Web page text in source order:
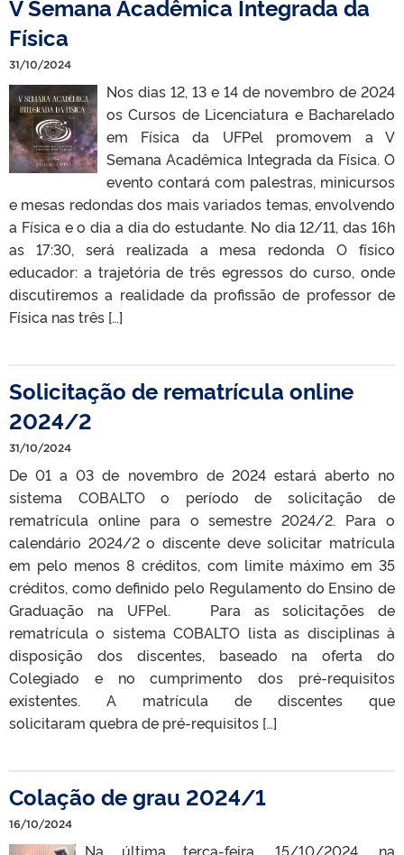
V Semana Acadêmica Integrada da
Física
31/10/2024
Nos dias 12, 13 e 14 de novembro de 2024
os Cursos de Licenciatura e Bacharelado
em Física da UFPel promovem a V
Semana Acadêmica Integrada da Física. O
evento contará com palestras, minicursos
e mesas redondas dos mais variados temas, envolvendo
a Física e o dia a dia do estudante. No dia 12/11, das 16h
as 17:30, será realizada a mesa redonda O físico
educador: a trajetória de três egressos do curso, onde
discutiremos a realidade da profissão de professor de
Física nas três […]
Solicitação de rematrícula online
2024/2
31/10/2024
De 01 a 03 de novembro de 2024 estará aberto no
sistema COBALTO o período de solicitação de
rematrícula online para o semestre 2024/2. Para o
calendário 2024/2 o discente deve solicitar matrícula
em pelo menos 8 créditos, com limite máximo em 35
créditos, como definido pelo Regulamento do Ensino de
Graduação na UFPel. Para as solicitações de
rematrícula o sistema COBALTO lista as disciplinas à
disposição dos discentes, baseado na oferta do
Colegiado e no cumprimento dos pré-requisitos
existentes. A matrícula de discentes que
solicitaram quebra de pré-requisitos […]
Colação de grau 2024/1
16/10/2024
Na última terça-feira, 15/10/2024, na